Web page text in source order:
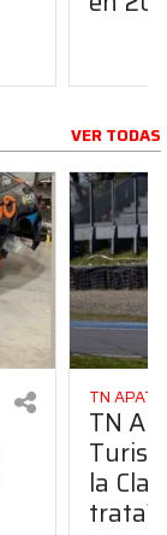
VER TODAS
TN APAT
TN
la
trata?